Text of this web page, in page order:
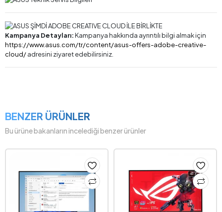
Kampanya Detayları:Kampanya hakkında ayrıntılı bilgi almak için
https://www.asus.com/tr/content/asus-offers-adobe-creative-
cloud/adresini ziyaret edebilirsiniz.
BENZER ÜRÜNLER
Bu ürüne bakanların incelediği benzer ürünler